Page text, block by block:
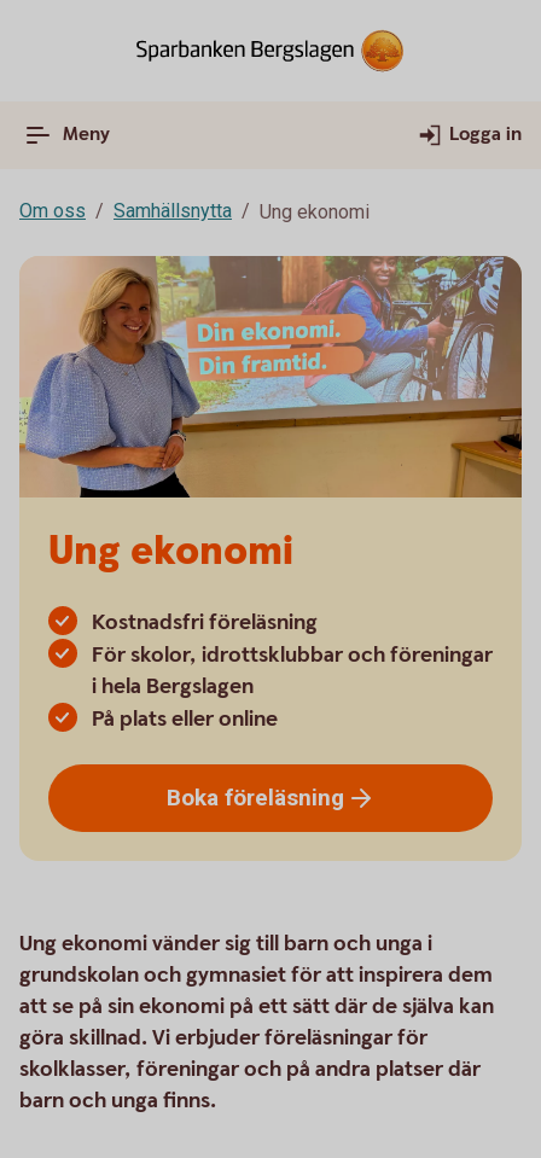
Meny Logga in
Om oss Samhällsnytta Ung ekonomi
Ung ekonomi
Kostnadsfri föreläsning
För skolor, idrottsklubbar och föreningar
i hela Bergslagen
På plats eller online
Boka föreläsning
Ung ekonomi vänder sig till barn och unga i
grundskolan och gymnasiet för att inspirera dem
att se på sin ekonomi på ett sätt där de själva kan
göra skillnad. Vi erbjuder föreläsningar för
skolklasser, föreningar och på andra platser där
barn och unga finns.